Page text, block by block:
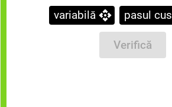
variabilă pasul
Verifică